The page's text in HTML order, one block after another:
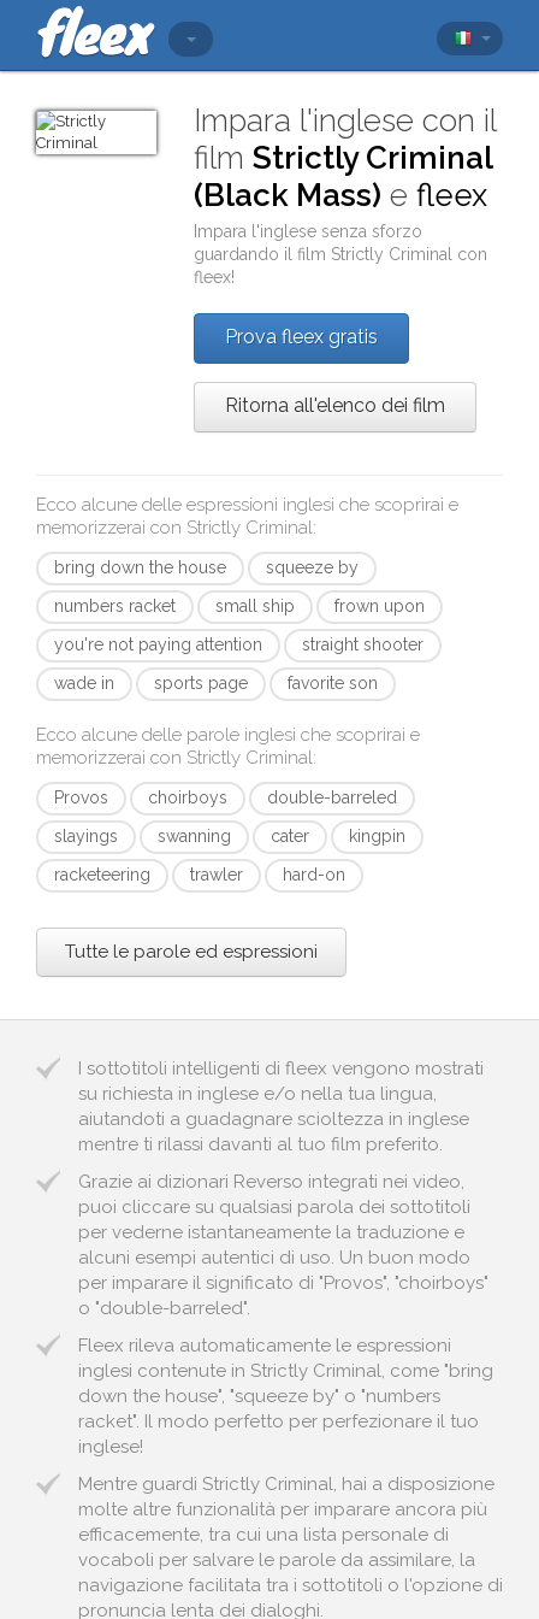
Impara l'inglese con il
filmStrictly Criminal
(Black Mass) efleex
Impara l'inglese senza sforzo
guardando il film Strictly Criminal
con
fleex!
Prova fleex gratis
Ritorna all'elenco dei film
Ecco alcune delle espressioni inglesi che scoprirai e
memorizzerai con Strictly Criminal:
bring down the house
squeeze by
numbers racket
small ship
frown upon
you're not paying attention
straight shooter
wade in
sports page favorite son
Ecco alcune delle parole inglesi che scoprirai e
memorizzerai con Strictly Criminal:
Provos choirboys
double-barreled
slayings
swanning cater
kingpin
racketeering
trawler hard-on
Tutte le parole ed espressioni
I sottotitoli intelligenti di fleex vengono mostrati
su richiesta in inglese e/o nella tua lingua,
aiutandoti a guadagnare scioltezza in inglese
mentre ti rilassi davanti al tuo film preferito.
Grazie ai dizionari Reverso integrati nei video,
puoi cliccare su qualsiasi parola dei sottotitoli
per vederne istantaneamente la traduzione e
alcuni esempi autentici di uso. Un buon modo
per imparare il significato di "Provos", "choirboys"
o "double-barreled".
Fleex rileva automaticamente le espressioni
inglesi contenute in Strictly Criminal, come "bring
down the house", "squeeze by" o "numbers
racket". Il modo perfetto per perfezionare il tuo
inglese!
Mentre guardi Strictly Criminal, hai a disposizione
molte altre funzionalità per imparare ancora più
efficacemente, tra cui una lista personale di
vocaboli per salvare le parole da assimilare, la
navigazione facilitata tra i sottotitoli o l'opzione di
pronuncia lenta dei dialoghi.